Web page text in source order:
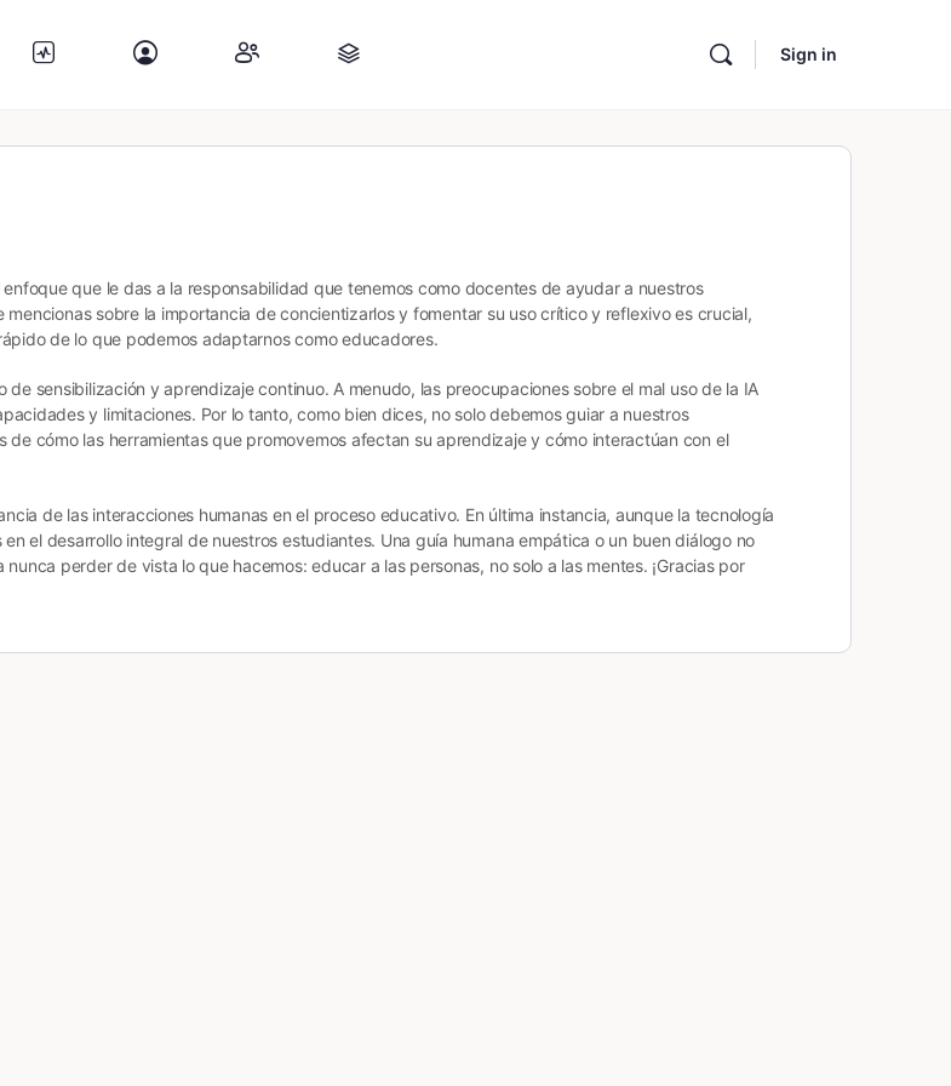
Sign in
que le das a la responsabilidad que tenemos como docentes de ayudar a nuestros
sobre la importancia de concientizarlos y fomentar su uso crítico y reflexivo es crucial,
de lo que podemos adaptarnos como educadores.
sensibilización y aprendizaje continuo. A menudo, las preocupaciones sobre el mal uso de la IA
y limitaciones. Por lo tanto, como bien dices, no solo debemos guiar a nuestros
cómo las herramientas que promovemos afectan su aprendizaje y cómo interactúan con el
de las interacciones humanas en el proceso educativo. En última instancia, aunque la tecnología
el desarrollo integral de nuestros estudiantes. Una guía humana empática o un buen diálogo no
perder de vista lo que hacemos: educar a las personas, no solo a las mentes. ¡Gracias por